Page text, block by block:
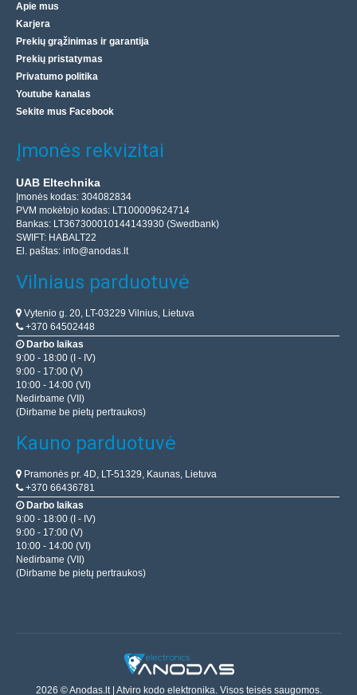
Apie mus
Karjera
Prekių grąžinimas ir garantija
Prekių pristatymas
Privatumo politika
Youtube kanalas
Sekite mus Facebook
Įmonės rekvizitai
UAB Eltechnika
Įmonės kodas: 304082834
PVM mokėtojo kodas: LT100009624714
Bankas: LT367300010144143930 (Swedbank)
SWIFT: HABALT22
El. paštas: info@anodas.lt
Vilniaus parduotuvė
Vytenio g. 20, LT-03229 Vilnius, Lietuva
+370 64502448
Darbo laikas
9:00 - 18:00 (I - IV)
9:00 - 17:00 (V)
10:00 - 14:00 (VI)
Nedirbame (VII)
(Dirbame be pietų pertraukos)
Kauno parduotuvė
Pramonės pr. 4D, LT-51329, Kaunas, Lietuva
+370 66436781
Darbo laikas
9:00 - 18:00 (I - IV)
9:00 - 17:00 (V)
10:00 - 14:00 (VI)
Nedirbame (VII)
(Dirbame be pietų pertraukos)
2026 © Anodas.lt | Atviro kodo elektronika. Visos teisės saugomos.